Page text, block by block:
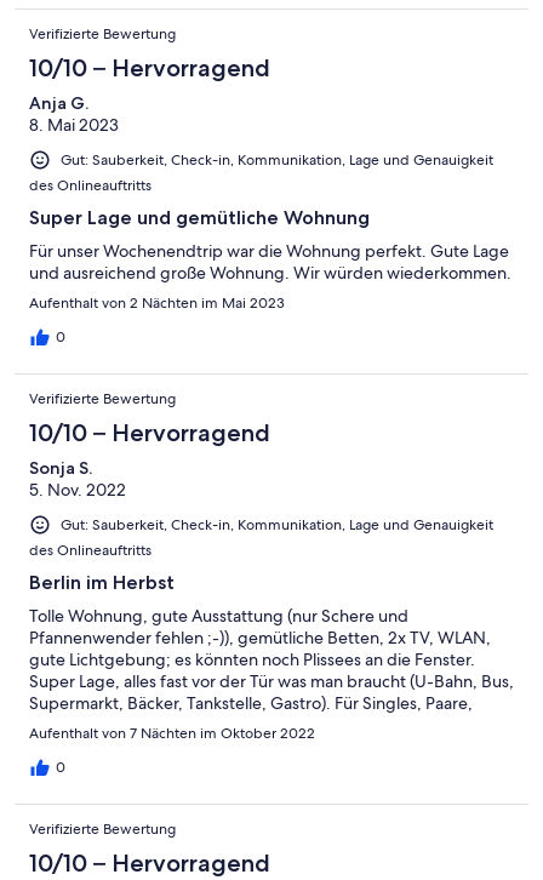
Verifizierte Bewertung
10/10 – Hervorragend
Anja G.
8. Mai 2023
Gut: Sauberkeit, Check-in, Kommunikation, Lage und Genauigkeit
des Onlineauftritts
Super Lage und gemütliche Wohnung
Für unser Wochenendtrip war die Wohnung perfekt. Gute Lage
und ausreichend große Wohnung. Wir würden wiederkommen.
Aufenthalt von 2 Nächten im Mai 2023
0
Verifizierte Bewertung
10/10 – Hervorragend
Sonja S.
5. Nov. 2022
Gut: Sauberkeit, Check-in, Kommunikation, Lage und Genauigkeit
des Onlineauftritts
Berlin im Herbst
Tolle Wohnung, gute Ausstattung (nur Schere und
Pfannenwender fehlen ;-)), gemütliche Betten, 2x TV, WLAN,
gute Lichtgebung; es könnten noch Plissees an die Fenster.
Super Lage, alles fast vor der Tür was man braucht (U-Bahn, Bus,
Supermarkt, Bäcker, Tankstelle, Gastro). Für Singles, Paare,
Familien gleichermaßen geeignet.
Aufenthalt von 7 Nächten im Oktober 2022
0
Verifizierte Bewertung
10/10 – Hervorragend